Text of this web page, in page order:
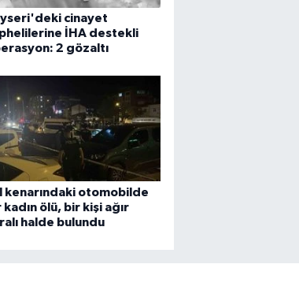
cinayet
İHA destekli
2 gözaltı
kenarındaki otomobilde
kadın ölü, bir kişi ağır
halde bulundu